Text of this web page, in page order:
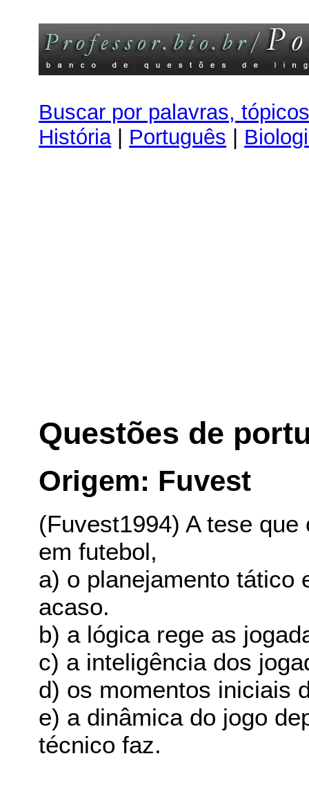
Buscar por palavras,
História| Português |
Questões de
Origem: Fuvest
(Fuvest1994) A tese
em futebol,
a) o planejamento tático
acaso.
b) a lógica rege as
c) a inteligência dos
d) os momentos iniciais
e) a dinâmica do jogo
técnico faz.